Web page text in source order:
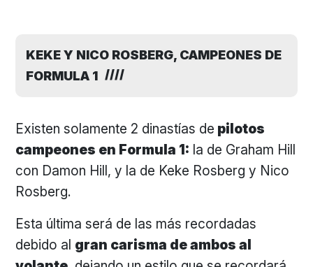
KEKE Y NICO ROSBERG, CAMPEONES DE
FORMULA 1
Existen solamente 2 dinastías de pilotos
campeones en Formula 1: la de Graham Hill
con Damon Hill, y la de Keke Rosberg y Nico
Rosberg.
Esta última será de las más recordadas
debido al gran carisma de ambos al